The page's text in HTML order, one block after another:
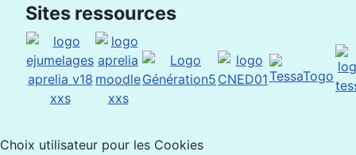
Sites ressources
Choix utilisateur pour les Cookies